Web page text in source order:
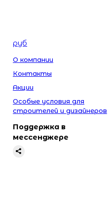
руб
О компании
Контакты
Акции
Особые условия для
строителей и дизайнеров
Поддержка в
мессенджере